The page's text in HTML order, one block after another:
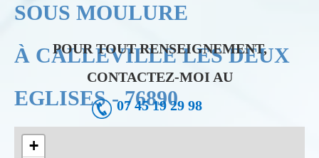
SOUS MOULURE
À CALLEVILLE LES DEUX
EGLISES - 76890
POUR TOUT RENSEIGNEMENT,
CONTACTEZ-MOI AU
07 45 19 29 98
+